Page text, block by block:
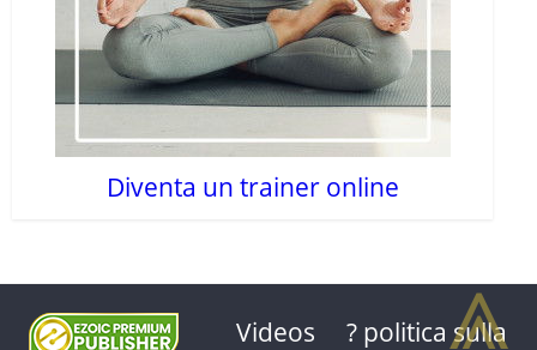
Diventa un trainer online
Videos ? politica sulla
⩓